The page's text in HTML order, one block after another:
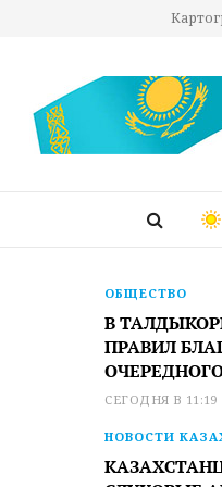
ОБЩЕСТВО
В
ПРАВИЛ
СЕГОДНЯ В 11:19
НОВОСТИ